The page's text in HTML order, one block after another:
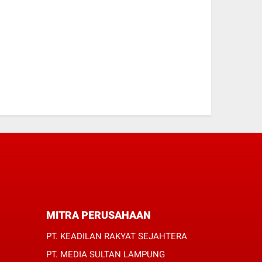
MITRA PERUSAHAAN
PT. KEADILAN RAKYAT SEJAHTERA
PT. MEDIA SULTAN LAMPUNG